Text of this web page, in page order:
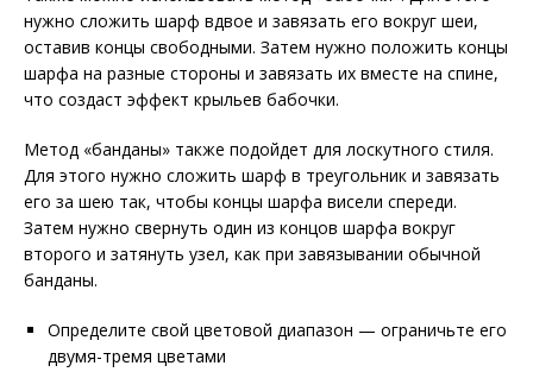
нужно сложить шарф вдвое и завязать его вокруг шеи,
оставив концы свободными. Затем нужно положить концы
шарфа на разные стороны и завязать их вместе на спине,
что создаст эффект крыльев бабочки.
Метод «банданы» также подойдет для лоскутного стиля.
Для этого нужно сложить шарф в треугольник и завязать
его за шею так, чтобы концы шарфа висели спереди.
Затем нужно свернуть один из концов шарфа вокруг
второго и затянуть узел, как при завязывании обычной
банданы.
Определите свой цветовой диапазон — ограничьте его
двумя-тремя цветами